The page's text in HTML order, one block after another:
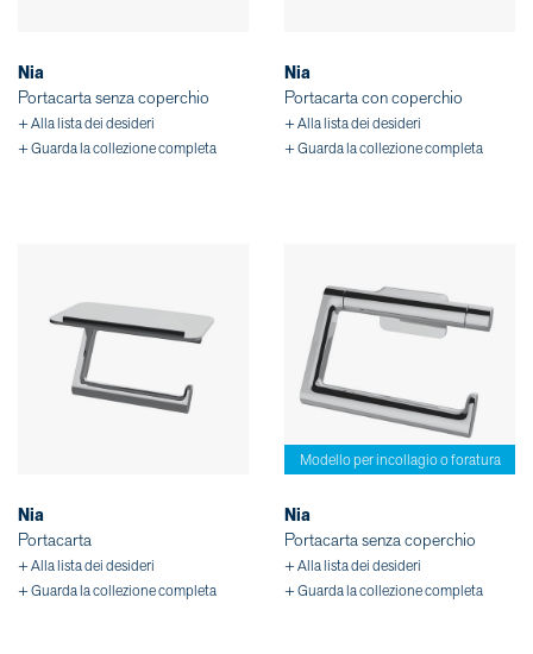
Nia
Portacarta senza coperchio
+ Alla lista dei desideri
+ Guarda la collezione completa
Nia
Portacarta con coperchio
+ Alla lista dei desideri
+ Guarda la collezione completa
Nia
Portacarta
+ Alla lista dei desideri
+ Guarda la collezione completa
Modello per incollagio o foratura
Nia
Portacarta senza coperchio
+ Alla lista dei desideri
+ Guarda la collezione completa